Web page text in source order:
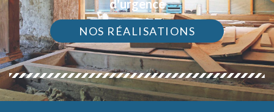
d'urgence
NOS RÉALISATIONS